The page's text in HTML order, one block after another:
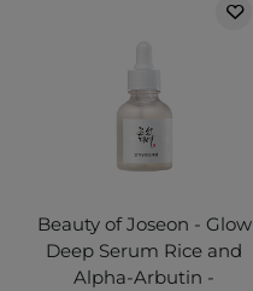
Beauty of Joseon - Glow
Deep Serum Rice and
Alpha-Arbutin -